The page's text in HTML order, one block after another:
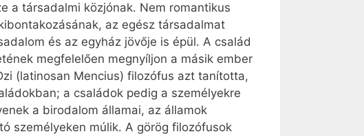
a társadalmi közjónak. Nem romantikus
az egész társadalmat
és az egyház jövője is épül. A család
megfelelően megnyíljon a másik ember
(latinosan Mencius) filozófus azt tanította,
a családok pedig a személyekre
a birodalom államai, az államok
személyeken múlik. A görög filozófusok